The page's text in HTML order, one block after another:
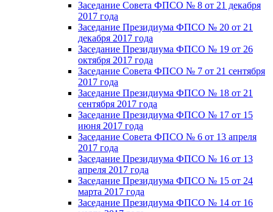
Заседание Совета ФПСО № 8 от 21 декабря
2017 года
Заседание Президиума ФПСО № 20 от 21
декабря 2017 года
Заседание Президиума ФПСО № 19 от 26
октября 2017 года
Заседание Совета ФПСО № 7 от 21 сентября
2017 года
Заседание Президиума ФПСО № 18 от 21
сентября 2017 года
Заседание Президиума ФПСО № 17 от 15
июня 2017 года
Заседание Совета ФПСО № 6 от 13 апреля
2017 года
Заседание Президиума ФПСО № 16 от 13
апреля 2017 года
Заседание Президиума ФПСО № 15 от 24
марта 2017 года
Заседание Президиума ФПСО № 14 от 16